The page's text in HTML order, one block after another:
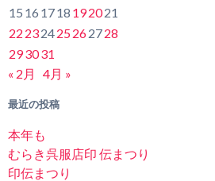
15 16 1718 192021
22 232425262728
293031
« 2月
4月 »
最近の投稿
本年も
むらき呉服店印 伝まつり
印伝まつり